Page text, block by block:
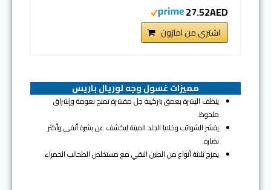
27.52AED
اشتري من امازون
مميزات غسول وجه لوريال باريس
ينظف البشرة بعمق بتركيبة جل مقشرة تمنح نعومة وإشراق
ملحوظ.
يقشر الشوائب وخلايا الجلد الميتة ليكشف عن بشرة أنقى وأكثر
نضارة.
يمزج ثلاثة أنواع من الطين النقي مع مستخلص الطحالب الحمراء.